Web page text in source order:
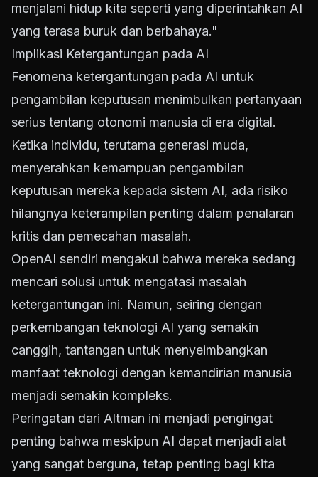
menjalani hidup kita seperti yang diperintahkan AI
yang terasa buruk dan berbahaya."
Implikasi Ketergantungan pada AI
Fenomena ketergantungan pada AI untuk
pengambilan keputusan menimbulkan pertanyaan
serius tentang otonomi manusia di era digital.
Ketika individu, terutama generasi muda,
menyerahkan kemampuan pengambilan
keputusan mereka kepada sistem AI, ada risiko
hilangnya keterampilan penting dalam penalaran
kritis dan pemecahan masalah.
OpenAI sendiri mengakui bahwa mereka sedang
mencari solusi untuk mengatasi masalah
ketergantungan ini. Namun, seiring dengan
perkembangan teknologi AI yang semakin
canggih, tantangan untuk menyeimbangkan
manfaat teknologi dengan kemandirian manusia
menjadi semakin kompleks.
Peringatan dari Altman ini menjadi pengingat
penting bahwa meskipun AI dapat menjadi alat
yang sangat berguna, tetap penting bagi kita